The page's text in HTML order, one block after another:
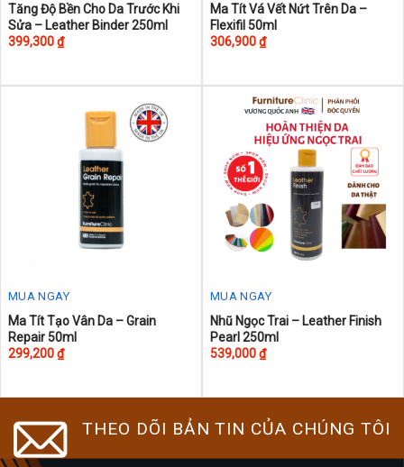
This
product
has
Tăng Độ Bền Cho Da Trước Khi
Sửa – Leather Binder 250ml
399,300₫
This
product
has
may
chosen
the
Ma Tít Vá Vết Nứt Trên Da –
Flexifil 50ml
306,900₫
MUA NGAY
Ma Tít Tạo Vân Da – Grain
Repair 50ml
299,200₫
MUA NGAY
This
product
has
The
Nhũ Ngọc Trai – Leather Finish
Pearl 250ml
539,000₫
THEO DÕI BẢN TIN CỦA CHÚNG TÔI